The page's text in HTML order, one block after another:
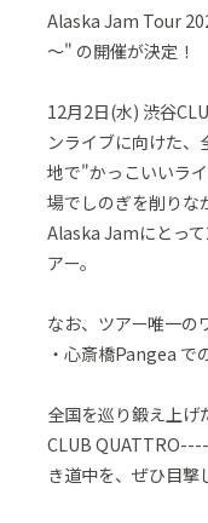
Alaska Jam Tour
～" の開催が決定！
12月2日(水) 渋谷
ンライブに向けた、
地で"かっこいいラ
場でしのぎを削りな
Alaska Jamにとっ
アー。
なお、ツアー唯一の
・心斎橋Pangea で
全国を巡り鍛え上げ
CLUB
き道中を、ぜひ目撃